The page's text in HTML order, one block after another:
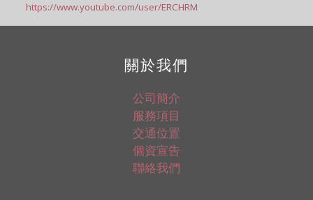
https://www.youtube.com/user/ERCHRM
關於我們
公司簡介
服務項目
交通位置
個資宣告
聯絡我們